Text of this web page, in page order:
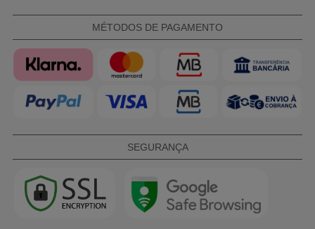
MÉTODOS DE PAGAMENTO
SEGURANÇA